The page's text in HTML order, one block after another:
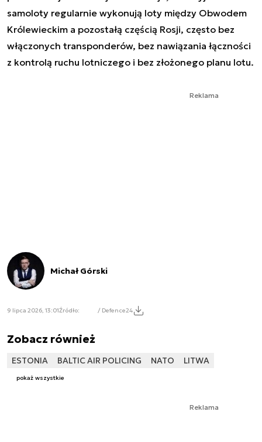
samoloty regularnie wykonują loty między Obwodem
Królewieckim a pozostałą częścią Rosji, często bez
włączonych transponderów, bez nawiązania łączności
z kontrolą ruchu lotniczego i bez złożonego planu lotu.
Reklama
Michał Górski
9 lipca 2026, 13:01Źródło: / Defence24
Zobacz również
ESTONIA BALTIC AIR POLICING NATO LITWA
pokaż wszystkie
Reklama